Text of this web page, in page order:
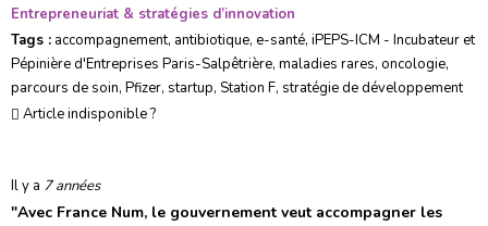
Entrepreneuriat & stratégies d’innovation
Tags : accompagnement, antibiotique, e-santé, iPEPS-ICM - Incubateur et
Pépinière d'Entreprises Paris-Salpêtrière, maladies rares, oncologie,
parcours de soin, Pfizer, startup, Station F, stratégie de développement
Article indisponible ?
Il y a 7 années
"Avec France Num, le gouvernement veut accompagner les